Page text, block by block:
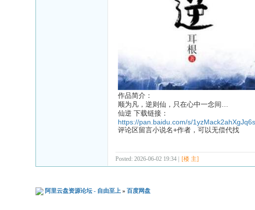
作品简介：
顺为凡，逆则仙，只在心中一念间…
仙逆 下载链接：
https://pan.baidu.com/s/
评论区留言小说名+作者，可以无偿代找
Posted: 2026-06-02 19:34 | [楼 主]
阿里云盘资源论坛 - 自由至上 » 百度网盘